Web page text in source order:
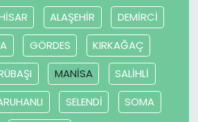
ALAŞEHİR
DEMİRCİ
GÖRDES
KIRKAĞAÇ
MANİSA
SALİHLİ
SELENDİ
SOMA